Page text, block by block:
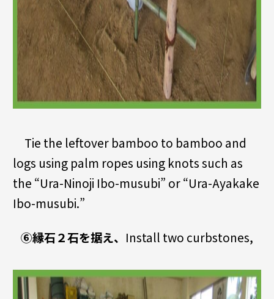
Tie the leftover bamboo to bamboo and
logs using palm ropes using knots such as
the “Ura-Ninoji Ibo-musubi” or “Ura-Ayakake
Ibo-musubi.”
⑥縁石２石を据え、 Install two curbstones,